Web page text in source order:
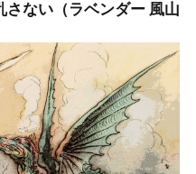
ない（ラベンダー 風山